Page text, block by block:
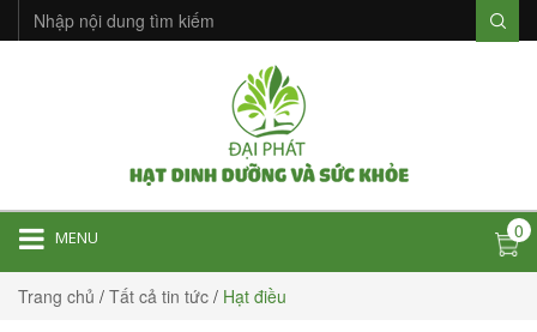
MENU 0
Trang chủ / Tất cả tin tức / Hạt điều